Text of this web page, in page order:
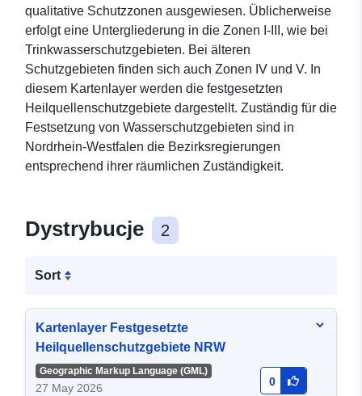
qualitative Schutzzonen ausgewiesen. Üblicherweise
erfolgt eine Untergliederung in die Zonen I-III, wie bei
Trinkwasserschutzgebieten. Bei älteren
Schutzgebieten finden sich auch Zonen IV und V. In
diesem Kartenlayer werden die festgesetzten
Heilquellenschutzgebiete dargestellt. Zuständig für die
Festsetzung von Wasserschutzgebieten sind in
Nordrhein-Westfalen die Bezirksregierungen
entsprechend ihrer räumlichen Zuständigkeit.
Dystrybucje 2
Sort
Kartenlayer Festgesetzte
Heilquellenschutzgebiete NRW
Geographic Markup Language (GML)
27 May 2026 0